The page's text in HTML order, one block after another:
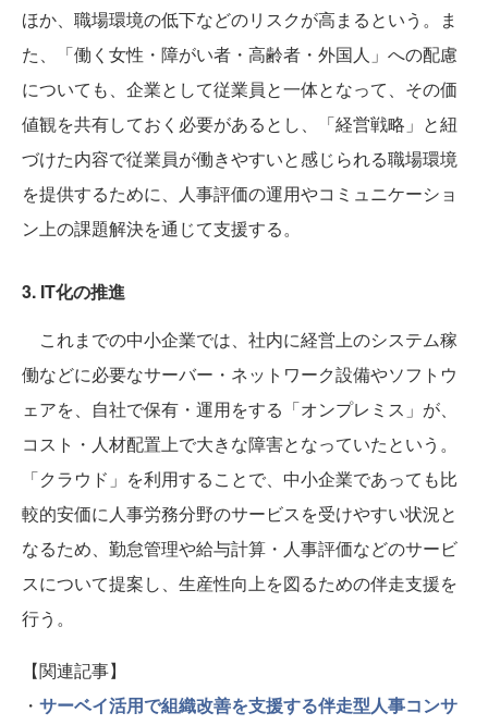
ほか、職場環境の低下などのリスクが高まるという。ま
た、「働く女性・障がい者・高齢者・外国人」への配慮
についても、企業として従業員と一体となって、その価
値観を共有しておく必要があるとし、「経営戦略」と紐
づけた内容で従業員が働きやすいと感じられる職場環境
を提供するために、人事評価の運用やコミュニケーショ
ン上の課題解決を通じて支援する。
3. IT化の推進
これまでの中小企業では、社内に経営上のシステム稼
働などに必要なサーバー・ネットワーク設備やソフトウ
ェアを、自社で保有・運用をする「オンプレミス」が、
コスト・人材配置上で大きな障害となっていたという。
「クラウド」を利用することで、中小企業であっても比
較的安価に人事労務分野のサービスを受けやすい状況と
なるため、勤怠管理や給与計算・人事評価などのサービ
スについて提案し、生産性向上を図るための伴走支援を
行う。
【関連記事】
・ サーベイ活用で組織改善を支援する伴走型人事コンサ